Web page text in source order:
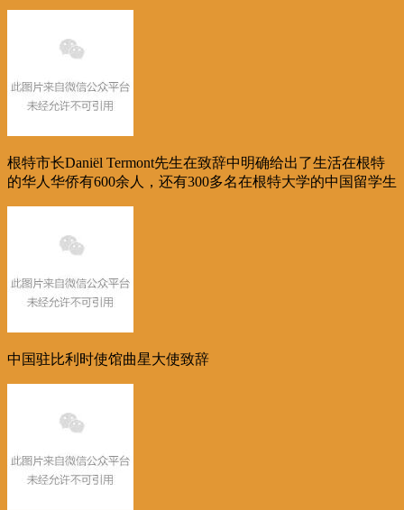
根特市长Daniël Termont先生在致辞中明确给出了生活在根特
的华人华侨有600余人，还有300多名在根特大学的中国留学生
中国驻比利时使馆曲星大使致辞